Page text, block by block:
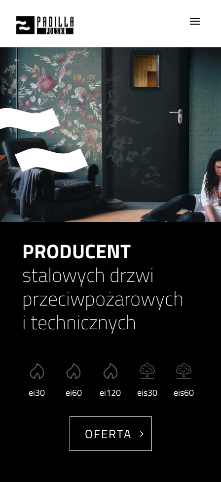
PRODUCENT
stalowych drzwi
przeciwpożarowych
i technicznych
ei30 ei60 ei120 eis30 eis60
OFERTA